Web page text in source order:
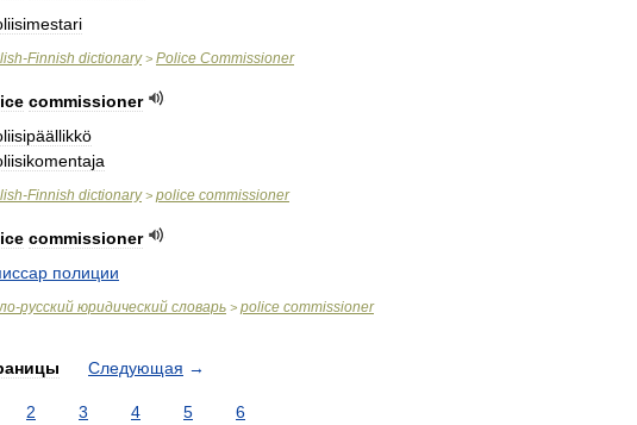
-Finnish dictionary> Police Commissioner
commissioner
-Finnish dictionary> police commissioner
commissioner
полиции
-русский юридический словарь > police commissioner
Следующая →
2 3 4 5 6